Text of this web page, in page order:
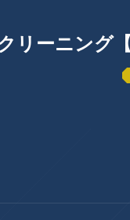
リーニング